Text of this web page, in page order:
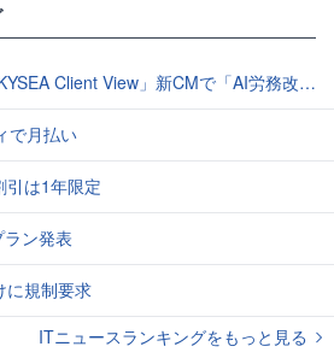
で「AI労務改善」をアピール 働き方をAIが分析したら「すぐに休んで」と言われる？
で月払い
引は1年限定
ラン発表
に規制要求
ITニュースランキングをもっと見る